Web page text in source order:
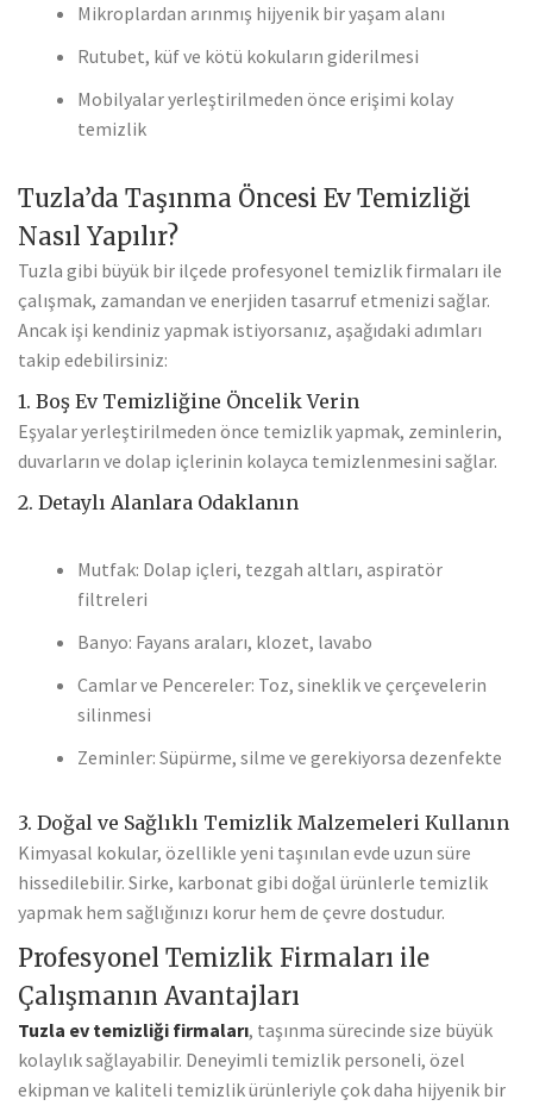
Mikroplardan arınmış hijyenik bir yaşam alanı
Rutubet, küf ve kötü kokuların giderilmesi
Mobilyalar yerleştirilmeden önce erişimi kolay
temizlik
Tuzla’da Taşınma Öncesi Ev Temizliği
Nasıl Yapılır?
Tuzla gibi büyük bir ilçede profesyonel temizlik firmaları ile
çalışmak, zamandan ve enerjiden tasarruf etmenizi sağlar.
Ancak işi kendiniz yapmak istiyorsanız, aşağıdaki adımları
takip edebilirsiniz:
1. Boş Ev Temizliğine Öncelik Verin
Eşyalar yerleştirilmeden önce temizlik yapmak, zeminlerin,
duvarların ve dolap içlerinin kolayca temizlenmesini sağlar.
2. Detaylı Alanlara Odaklanın
Mutfak: Dolap içleri, tezgah altları, aspiratör
filtreleri
Banyo: Fayans araları, klozet, lavabo
Camlar ve Pencereler: Toz, sineklik ve çerçevelerin
silinmesi
Zeminler: Süpürme, silme ve gerekiyorsa dezenfekte
3. Doğal ve Sağlıklı Temizlik Malzemeleri Kullanın
Kimyasal kokular, özellikle yeni taşınılan evde uzun süre
hissedilebilir. Sirke, karbonat gibi doğal ürünlerle temizlik
yapmak hem sağlığınızı korur hem de çevre dostudur.
Profesyonel Temizlik Firmaları ile
Çalışmanın Avantajları
Tuzla ev temizliği firmaları, taşınma sürecinde size büyük
kolaylık sağlayabilir. Deneyimli temizlik personeli, özel
ekipman ve kaliteli temizlik ürünleriyle çok daha hijyenik bir